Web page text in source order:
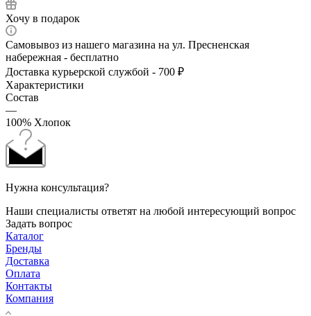
Хочу в подарок
Самовывоз из нашего магазина на ул. Пресненская
набережная - бесплатно
Доставка курьерской службой - 700 ₽
Характеристики
Состав
—
100% Хлопок
Нужна консультация?
Наши специалисты ответят на любой интересующий вопрос
Задать вопрос
Каталог
Бренды
Доставка
Оплата
Контакты
Компания